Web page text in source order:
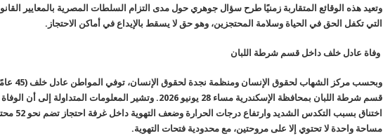
وتعيد هذه الوقائع المتقاربة زمنيًا طرح سؤال جوهري حول مدى التزام السلطات المصرية بالمعايير
التي تكفل الحق في الحياة وسلامة المحتجزين، وهو حق لا يسقط بالإيداع في أماكن الاحتجاز.
وفاة عادل خلف داخل قسم شرطة اللبان
وبحسب مركز الشهاب
قسم شرطة اللبان بمحافظة الإسكندرية مساء 28 يونيو 2026. وتشير المعلومات المتداولة
اختناق بسبب التكدس الشديد
مساحة واحدة لا تحتوي إلا على مروحتين، مع محدودية فتحات التهوية.